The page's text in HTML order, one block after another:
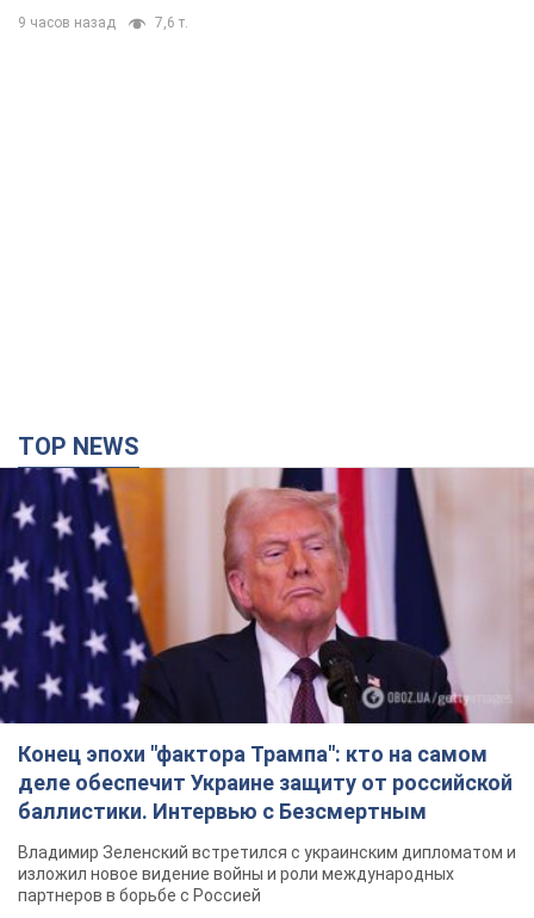
9 часов назад 7,6 т.
TOP NEWS
Конец эпохи "фактора Трампа": кто на самом
деле обеспечит Украине защиту от российской
баллистики. Интервью с Безсмертным
Владимир Зеленский встретился с украинским дипломатом и
изложил новое видение войны и роли международных
партнеров в борьбе с Россией